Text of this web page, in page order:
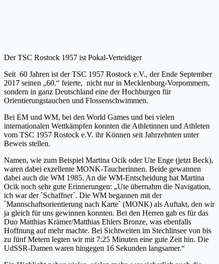
Der TSC Rostock 1957 ist Pokal-Verteidiger
Seit 60 Jahren ist der TSC 1957 Rostock e.V., der Ende September
2017 seinen „60.“ feierte, nicht nur in Mecklenburg-Vorpommern,
sondern in ganz Deutschland eine der Hochburgen für
Orientierungstauchen und Flossenschwimmen.
Bei EM und WM, bei den World Games und bei vielen
internationalen Wettkämpfen konnten die Athletinnen und Athleten
vom TSC 1957 Rostock e.V. ihr Können seit Jahrzehnten unter
Beweis stellen.
Namen, wie zum Beispiel Martina Ocik oder Ute Enge (jetzt Beck),
waren dabei exzellente MONK-Taucherinnen. Beide gewannen
dabei auch die WM 1985. An die WM-Entscheidung hat Martina
Ocik noch sehr gute Erinnerungen: „Ute übernahm die Navigation,
ich war der `Schaffner`. Die WM begannen mit der
`Mannschaftsorientierung nach Karte` (MONK) als Auftakt, den wir
ja gleich für uns gewinnen konnten. Bei den Herren gab es für das
Duo Matthias Krämer/Matthias Ehlers Bronze, was ebenfalls
Hoffnung auf mehr machte. Bei Sichtweiten im Stechlinsee von bis
zu fünf Metern legten wir mit 7:25 Minuten eine gute Zeit hin. Die
UdSSR-Damen waren hingegen 16 Sekunden langsamer.“